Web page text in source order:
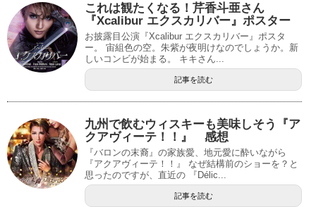
これは観たくなる！芹香斗亜さん
『Xcalibur エクスカリバー』ポスター
お披露目公演『Xcalibur エクスカリバー』ポスタ
ー。 宙組色の空。朱紫が夜明けなのでしょうか。新
しいコンビが始まる。 キキさん...
記事を読む
九州で飲むウィスキーも美味しそう『ア
クアヴィーテ！！』 感想
『バロンの末裔』の家族愛、地元愛に酔いながら
『アクアヴィーテ！！』 なぜ結構前のショーを？と
思ったのですが、直近の 『Délic...
記事を読む